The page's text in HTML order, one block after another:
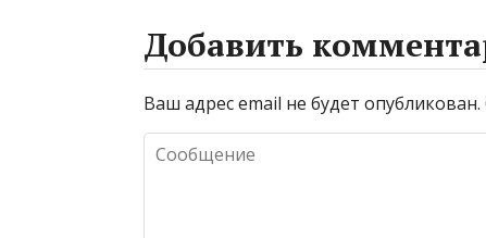
Добавить
Ваш адрес email не будет опубликован.